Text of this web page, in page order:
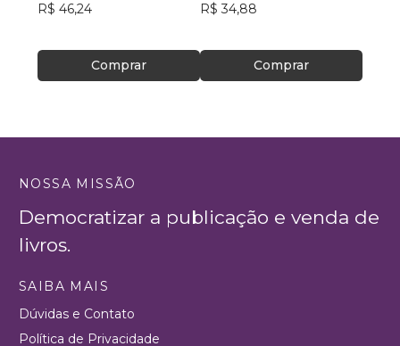
R$ 46,24
Comprar
R$ 34,88
Comprar
NOSSA MISSÃO
Democratizar a publicação e venda de
livros.
SAIBA MAIS
Dúvidas e Contato
Política de Privacidade